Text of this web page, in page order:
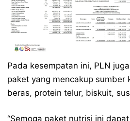
Pada kesempatan ini, PLN
paket yang mencakup sumber
beras, protein telur, biskuit,
“Semoga paket nutrisi ini